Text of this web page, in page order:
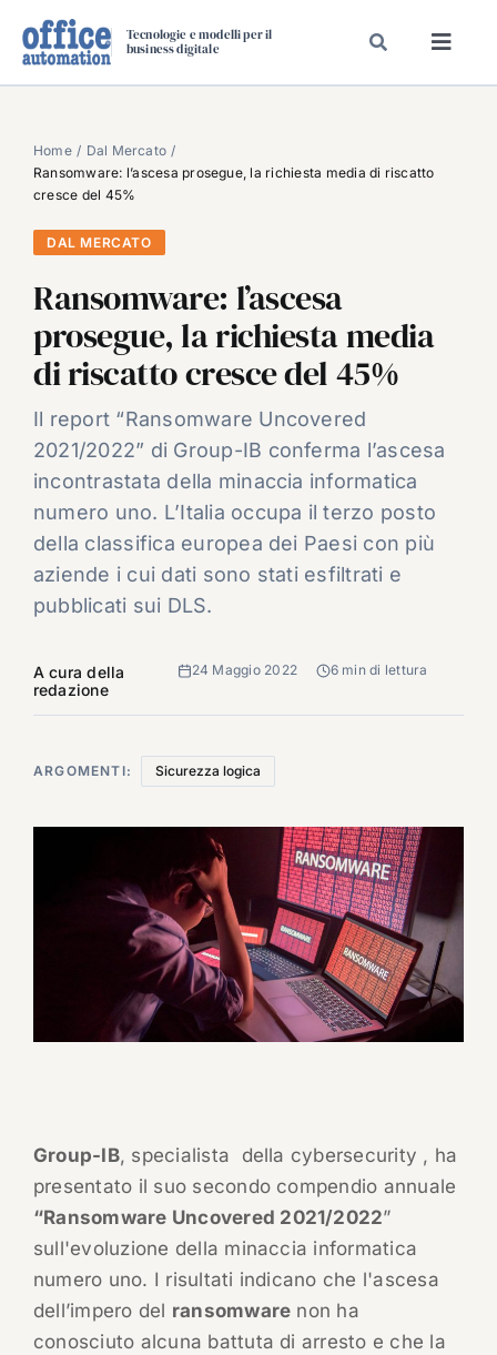
Tecnologie e modelli per il
business digitale
SPECIAL PAPER
TAVOLE ROTONDE DI REDAZIONE
DAL MERCATO
VIDEO
EVENTI
CHI SIAMO
Home
Dal Mercato
Ransomware: l’ascesa prosegue, la richiesta media di riscatto
cresce del 45%
DAL MERCATO
Ransomware: l’ascesa
prosegue, la richiesta media
di riscatto cresce del 45%
Il report “Ransomware Uncovered
2021/2022” di Group-IB conferma l’ascesa
incontrastata della minaccia informatica
numero uno. L’Italia occupa il terzo posto
della classifica europea dei Paesi con più
aziende i cui dati sono stati esfiltrati e
pubblicati sui DLS.
A cura della
redazione
24 Maggio 2022 6 min di lettura
ARGOMENTI: Sicurezza logica
Group-IB, specialista della cybersecurity , ha
presentato il suo secondo compendio annuale
“Ransomware Uncovered 2021/2022”
sull'evoluzione della minaccia informatica
numero uno. I risultati indicano che l'ascesa
dell’impero del ransomware non ha
conosciuto alcuna battuta di arresto e che la